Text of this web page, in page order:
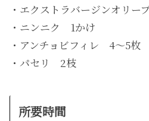
・エクストラバージンオリ
・ニンニク 1かけ
・アンチョビフィレ 4〜5枚
・パセリ 2枝
所要時間